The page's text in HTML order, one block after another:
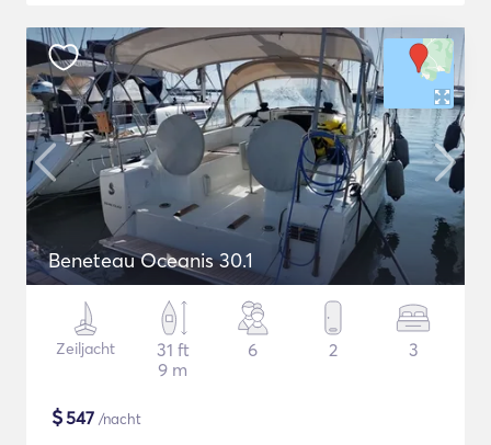
Beneteau Oceanis 30.1
Zeiljacht
31 ft
9 m
6 2 3
$547 /nacht